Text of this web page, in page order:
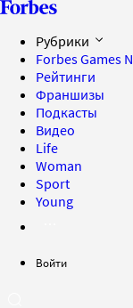
Рубрики
Forbes Games
Рейтинги
Франшизы
Подкасты
Видео
Life
Woman
Sport
Young
Войти